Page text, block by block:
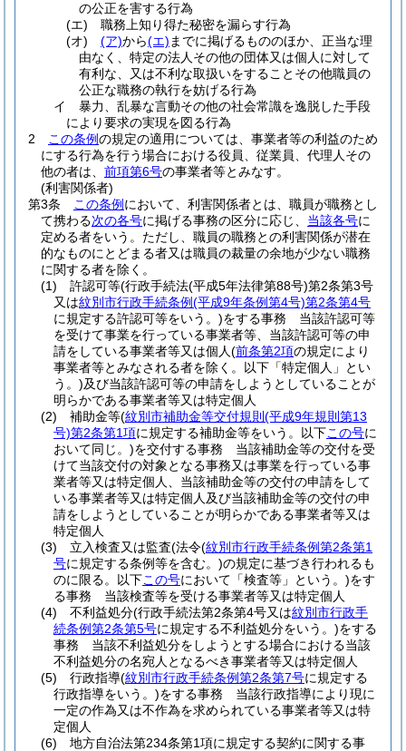
の公正を害する行為
(エ)
職務上知り得た秘密を漏らす行為
(オ)
(ア)から(エ) までに掲げるもののほか、正当な理
由なく、特定の法人その他の団体又は個人に対して
有利な、又は不利な取扱いをすることその他職員の
公正な職務の執行を妨げる行為
イ
暴力、乱暴な言動その他の社会常識を逸脱した手段
により要求の実現を図る行為
2
この条例の規定の適用については、事業者等の利益のため
にする行為を行う場合における役員、従業員、代理人その
他の者は、 前項第6号の事業者等とみなす。
(利害関係者)
第3条
この条例 において、利害関係者とは、職員が職務とし
て携わる次の各号に掲げる事務の区分に応じ、 当該各号に
定める者をいう。 ただし、職員の職務との利害関係が潜在
的なものにとどまる者又は職員の裁量の余地が少ない職務
に関する者を除く。
(1)
許認可等(行政手続法(平成5年法律第88号)第2条第3号
又は紋別市行政手続条例(平成9年条例第4号)第2条第4号
に規定する許認可等をいう。)をする事務 当該許認可等
を受けて事業を行っている事業者等、当該許認可等の申
請をしている事業者等又は個人(前条第2項の規定により
事業者等とみなされる者を除く。以下「特定個人」とい
う。)及び当該許認可等の申請をしようとしていることが
明らかである事業者等又は特定個人
(2)
補助金等(紋別市補助金等交付規則 (平成9年規則第13
号)第2条第1項に規定する補助金等をいう。以下この号に
おいて同じ。)を交付する事務 当該補助金等の交付を受
けて当該交付の対象となる事務又は事業を行っている事
業者等又は特定個人、当該補助金等の交付の申請をして
いる事業者等又は特定個人及び当該補助金等の交付の申
請をしようとしていることが明らかである事業者等又は
特定個人
(3)
立入検査又は監査(法令(紋別市行政手続条例第2条第1
号に規定する条例等を含む。)の規定に基づき行われるも
のに限る。以下この号において「検査等」という。)をす
る事務 当該検査等を受ける事業者等又は特定個人
(4)
不利益処分(行政手続法第2条第4号又は紋別市行政手
続条例第2条第5号に規定する不利益処分をいう。)をする
事務 当該不利益処分をしようとする場合における当該
不利益処分の名宛人となるべき事業者等又は特定個人
(5)
行政指導(紋別市行政手続条例第2条第7号に規定する
行政指導をいう。)をする事務 当該行政指導により現に
一定の作為又は不作為を求められている事業者等又は特
定個人
(6)
地方自治法第234条第1項に規定する契約に関する事